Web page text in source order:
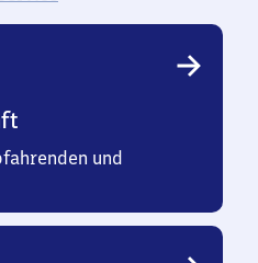
und